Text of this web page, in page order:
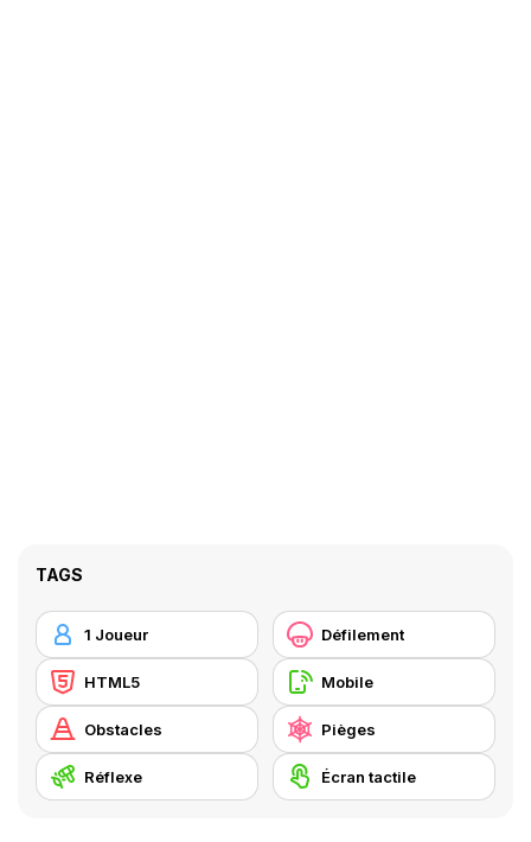
TAGS
1 Joueur Défilement
HTML5 Mobile
Obstacles Pièges
Réflexe Écran tactile